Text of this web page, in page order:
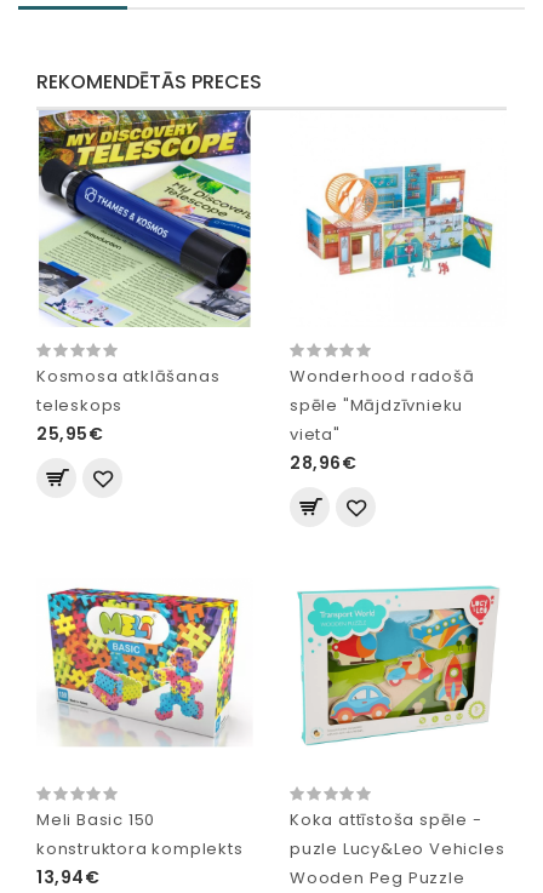
REKOMENDĒTĀS PRECES
Kosmosa atklāšanas
teleskops
25,95€
Wonderhood radošā
spēle "Mājdzīvnieku
vieta"
28,96€
Meli Basic 150
konstruktora komplekts
13,94€
Koka attīstoša spēle -
puzle Lucy&Leo Vehicles
Wooden Peg Puzzle